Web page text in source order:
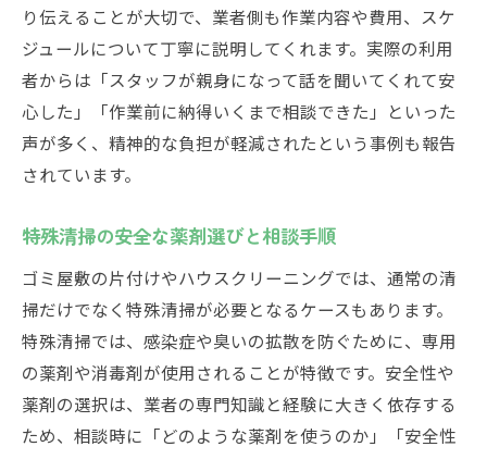
安全性重視の薬剤選びと丁寧な作業内容
ゴミ屋敷片付けに必要な薬剤知識を解説
ハウスクリーニングでの薬剤の役割と選択
薬剤の種類による安全性と注意点を学ぶ
ハウスクリーニングで快適生活を取り戻す秘訣
り
丁寧な片付けで快適生活を取り戻す方法
薬剤の種類を理解して安心な暮らしへ
ゴミ屋敷清掃で叶う丁寧な住まい改善術
口コミで分かる丁寧な片付け業者の見極め方
口コミで選ぶ丁寧な特殊清掃業者の特徴
り伝えることが大切で、業者側も作業内容や費用、スケ
ジュールについて丁寧に説明してくれます。実際の利用
者からは「スタッフが親身になって話を聞いてくれて安
心した」「作業前に納得いくまで相談できた」といった
声が多く、精神的な負担が軽減されたという事例も報告
されています。
特殊清掃の安全な薬剤選びと相談手順
ゴミ屋敷の片付けやハウスクリーニングでは、通常の清
掃だけでなく特殊清掃が必要となるケースもあります。
特殊清掃では、感染症や臭いの拡散を防ぐために、専用
の薬剤や消毒剤が使用されることが特徴です。安全性や
薬剤の選択は、業者の専門知識と経験に大きく依存する
ため、相談時に「どのような薬剤を使うのか」「安全性